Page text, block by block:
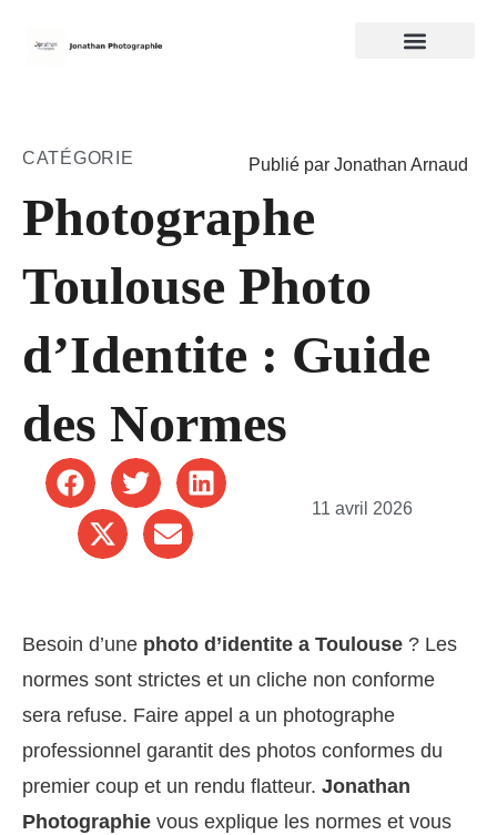
CATÉGORIE Publié par Jonathan Arnaud
Photographe
Toulouse Photo
d’Identite : Guide
des Normes
11 avril 2026
Besoin d’une photo d’identite a Toulouse ? Les
normes sont strictes et un cliche non conforme
sera refuse. Faire appel a un photographe
professionnel garantit des photos conformes du
premier coup et un rendu flatteur. Jonathan
Photographie vous explique les normes et vous